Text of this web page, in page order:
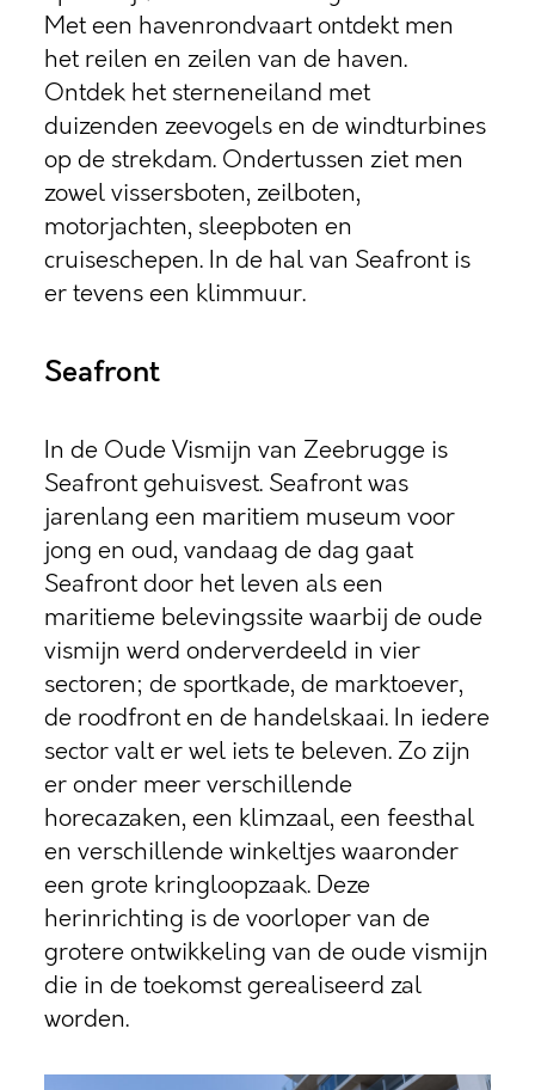
Met een havenrondvaart ontdekt men
het reilen en zeilen van de haven.
Ontdek het sterneneiland met
duizenden zeevogels en de windturbines
op de strekdam. Ondertussen ziet men
zowel vissersboten, zeilboten,
motorjachten, sleepboten en
cruiseschepen. In de hal van Seafront is
er tevens een klimmuur.
Seafront
In de Oude Vismijn van Zeebrugge is
Seafront gehuisvest. Seafront was
jarenlang een maritiem museum voor
jong en oud, vandaag de dag gaat
Seafront door het leven als een
maritieme belevingssite waarbij de oude
vismijn werd onderverdeeld in vier
sectoren; de sportkade, de marktoever,
de roodfront en de handelskaai. In iedere
sector valt er wel iets te beleven. Zo zijn
er onder meer verschillende
horecazaken, een klimzaal, een feesthal
en verschillende winkeltjes waaronder
een grote kringloopzaak. Deze
herinrichting is de voorloper van de
grotere ontwikkeling van de oude vismijn
die in de toekomst gerealiseerd zal
worden.